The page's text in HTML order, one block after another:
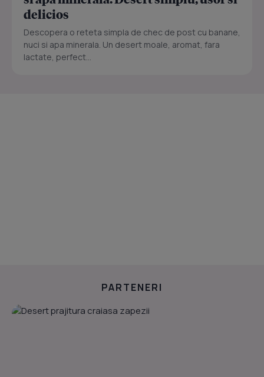
delicios
Descopera o reteta simpla de chec de post cu banane,
nuci si apa minerala. Un desert moale, aromat, fara
lactate, perfect...
PARTENERI